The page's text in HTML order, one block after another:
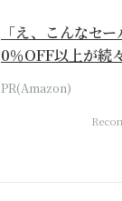
「え、こんなセ
0％OFF以上が続
本気が...
PR(Amazon)